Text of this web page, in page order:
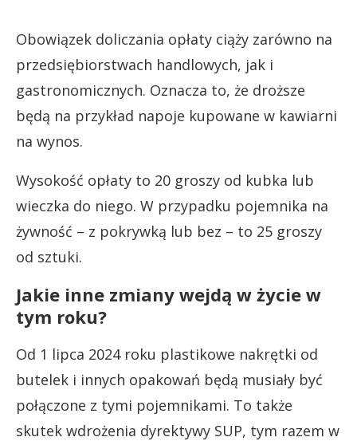
Obowiązek doliczania opłaty ciąży zarówno na
przedsiębiorstwach handlowych, jak i
gastronomicznych. Oznacza to, że droższe
będą na przykład napoje kupowane w kawiarni
na wynos.
Wysokość opłaty to 20 groszy od kubka lub
wieczka do niego. W przypadku pojemnika na
żywność – z pokrywką lub bez – to 25 groszy
od sztuki.
Jakie inne zmiany wejdą w życie w
tym roku?
Od 1 lipca 2024 roku plastikowe nakrętki od
butelek i innych opakowań będą musiały być
połączone z tymi pojemnikami. To także
skutek wdrożenia dyrektywy SUP, tym razem w